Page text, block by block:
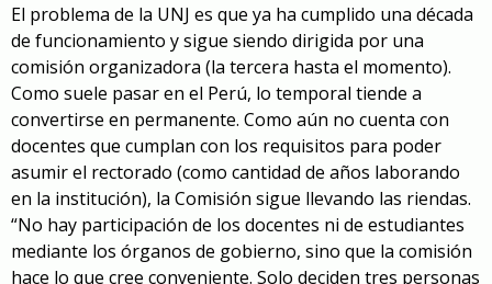
El problema de la UNJ es que ya ha cumplido una década
de funcionamiento y sigue siendo dirigida por una
comisión organizadora (la tercera hasta el momento).
Como suele pasar en el Perú, lo temporal tiende a
convertirse en permanente. Como aún no cuenta con
docentes que cumplan con los requisitos para poder
asumir el rectorado (como cantidad de años laborando
en la institución), la Comisión sigue llevando las riendas.
“No hay participación de los docentes ni de estudiantes
mediante los órganos de gobierno, sino que la comisión
hace lo que cree conveniente. Solo deciden tres personas